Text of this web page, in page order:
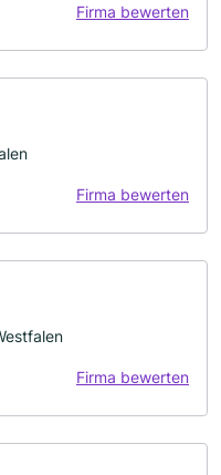
Firma bewerten
Firma bewerten
Firma bewerten